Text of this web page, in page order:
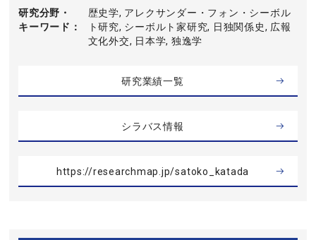
研究分野・
キーワード
歴史学, アレクサンダー・フォン・シーボル
ト研究, シーボルト家研究, 日独関係史, 広報
文化外交, 日本学, 独逸学
研究業績一覧
シラバス情報
https://researchmap.jp/satoko_katada